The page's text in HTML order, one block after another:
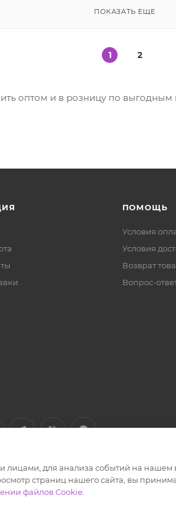
ПОКАЗАТЬ ЕЩЕ
1 2
оптом и в розницу по
ПОМОЩЬ
Условия
Условия
Возврат
Вопрос-
для анализа событий на нашем
страниц нашего сайта, вы
файлов Cookie